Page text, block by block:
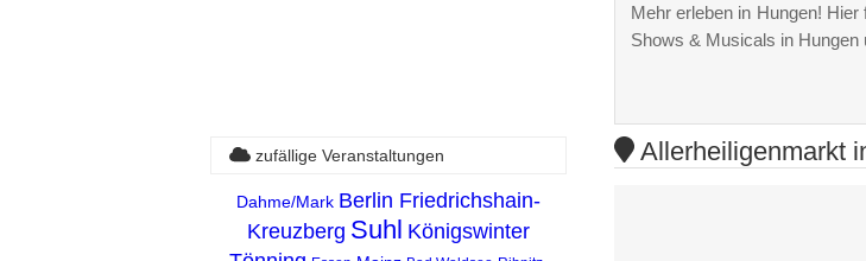
Mehr erleben in Hungen!
Shows & Musicals in Hungen
Allerheiligenmarkt
zufällige Veranstaltungen
Dahme/Mark Berlin Friedrichshain-
Kreuzberg Suhl Königswinter